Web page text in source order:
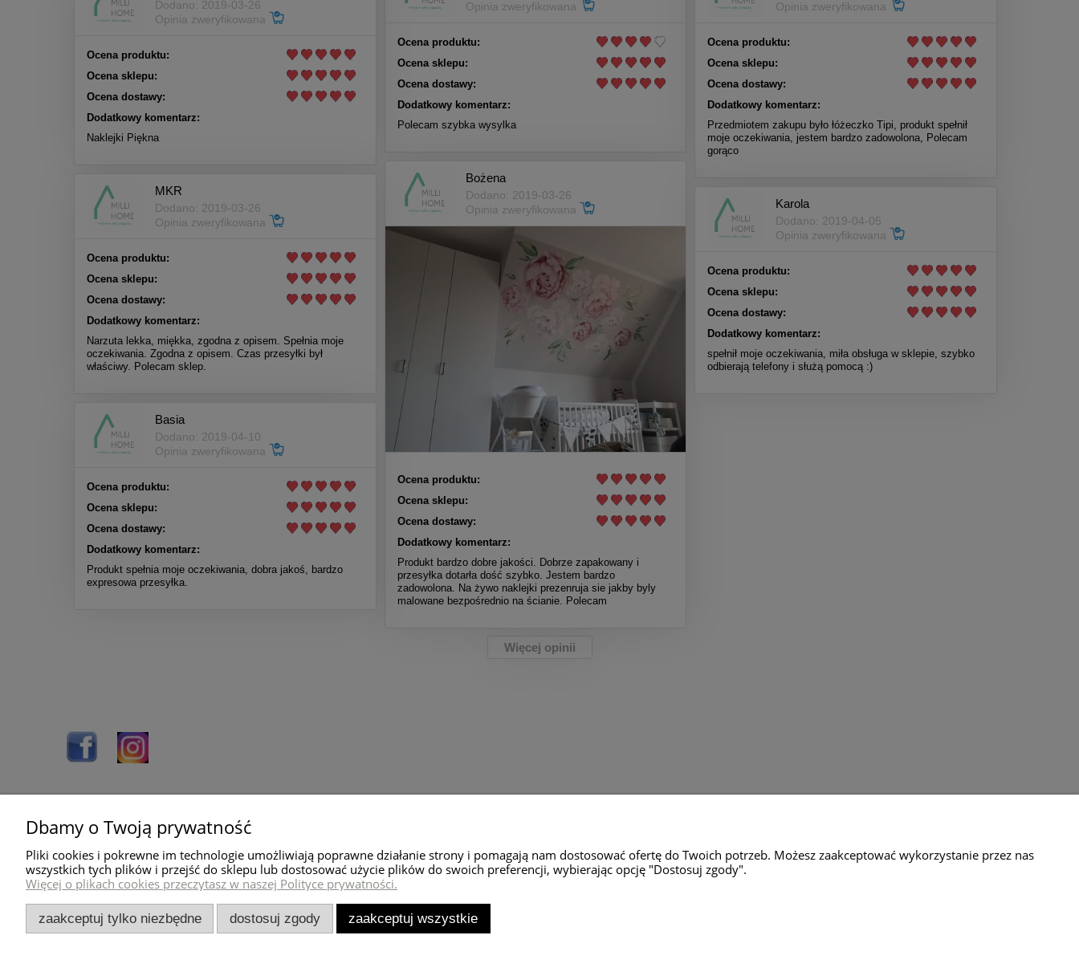
Opinia zweryfikowana
Ocena produktu:
Ocena sklepu:
Ocena dostawy:
Dodatkowy komentarz:
Polecam szybka wysylka
Opinia zweryfikowana
Ocena produktu:
Ocena sklepu:
Ocena dostawy:
Dodatkowy komentarz:
Przedmiotem zakupu było łóżeczko Tipi, produkt spełnił
moje oczekiwania, jestem bardzo zadowolona, Polecam
gorąco
Dodano: 2019-03-26
Opinia zweryfikowana
Ocena produktu:
Ocena sklepu:
Ocena dostawy:
Dodatkowy komentarz:
Naklejki Piękna
Bożena
Dodano: 2019-03-26
Opinia zweryfikowana
Ocena produktu:
Ocena sklepu:
Ocena dostawy:
Dodatkowy komentarz:
Produkt bardzo dobre jakości. Dobrze zapakowany i
przesyłka dotarła dość szybko. Jestem bardzo
zadowolona. Na żywo naklejki prezenruja sie jakby byly
malowane bezpośrednio na ścianie. Polecam
MKR
Dodano: 2019-03-26
Opinia zweryfikowana
Ocena produktu:
Ocena sklepu:
Ocena dostawy:
Dodatkowy komentarz:
Narzuta lekka, miękka, zgodna z opisem. Spełnia moje
oczekiwania. Zgodna z opisem. Czas przesyłki był
właściwy. Polecam sklep.
Karola
Dodano: 2019-04-05
Opinia zweryfikowana
Ocena produktu:
Ocena sklepu:
Ocena dostawy:
Dodatkowy komentarz:
spełnił moje oczekiwania, miła obsługa w sklepie, szybko
odbierają telefony i służą pomocą :)
Basia
Dodano: 2019-04-10
Opinia zweryfikowana
Ocena produktu:
Ocena sklepu:
Ocena dostawy:
Dodatkowy komentarz:
Produkt spełnia moje oczekiwania, dobra jakoś, bardzo
expresowa przesyłka.
Więcej opinii
Pomoc
O nas
Blog
Kontakt
Regulamin sklepu
Wysyłka towaru
Koszty dostawy
Sposoby płatności
Twoje zamówienia
Przechowalnia
Zwroty towaru
ul.Motylkowa 65g
Dbamy o Twoją prywatność
Pliki cookies i pokrewne im technologie umożliwiają poprawne działanie strony i pomagają nam dostosować ofertę do Twoich potrzeb. Możesz zaakceptować wykorzystanie przez nas
wszystkich tych plików i przejść do sklepu lub dostosować użycie plików do swoich preferencji, wybierając opcję "Dostosuj zgody".
Więcej o plikach cookies przeczytasz w naszej Polityce prywatności.
zaakceptuj tylko niezbędne dostosuj zgody zaakceptuj wszystkie